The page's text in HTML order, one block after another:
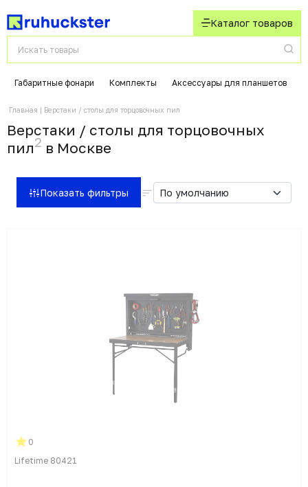
Каталог товаров
Габаритные фонари Комплекты Аксессуары для планшетов
Главная Верстаки / столы для торцовочных пил
Верстаки / столы для торцовочных
пил2 в Москвe
Показать фильтры
0
Lifetime 80421